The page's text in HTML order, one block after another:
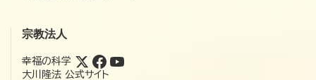
宗教法人
幸福の科学
大川隆法 公式サイト